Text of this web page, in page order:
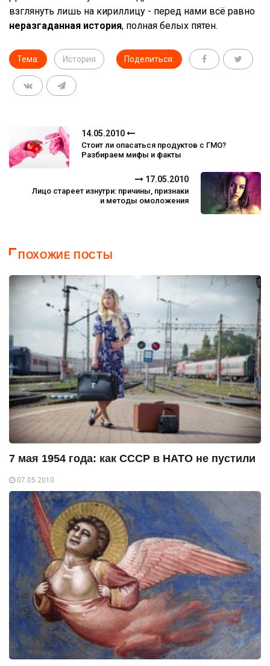
взглянуть лишь на кириллицу - перед нами всё равно
неразгаданная история, полная белых пятен.
Тема: История Поделиться:
14.05.2010
Стоит ли опасаться продуктов с ГМО?
Разбираем мифы и факты
17.05.2010
Лицо стареет изнутри: причины, признаки
и методы омоложения
ПОХОЖИЕ ПОСТЫ
7 мая 1954 года: как СССР в НАТО не пустили
07.05.2010